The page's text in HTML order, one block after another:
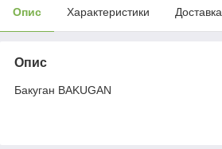
Опис Характеристики Доставка
Опис
Бакуган BAKUGAN